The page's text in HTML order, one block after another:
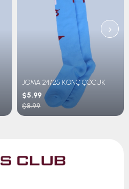
JOMA 24/25 KONÇ ÇOCUK
$5.99
$8.99
›